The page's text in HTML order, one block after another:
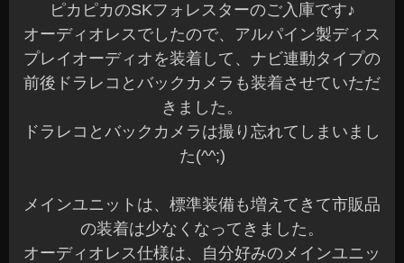
ピカピカのSKフォレスターのご入庫です♪
オーディオレスでしたので、アルパイン製ディス
プレイオーディオを装着して、ナビ連動タイプの
前後ドラレコとバックカメラも装着させていただ
きました。
ドラレコとバックカメラは撮り忘れてしまいまし
た(^^;)
メインユニットは、標準装備も増えてきて市販品
の装着は少なくなってきました。
オーディオレス仕様は、自分好みのメインユニッ